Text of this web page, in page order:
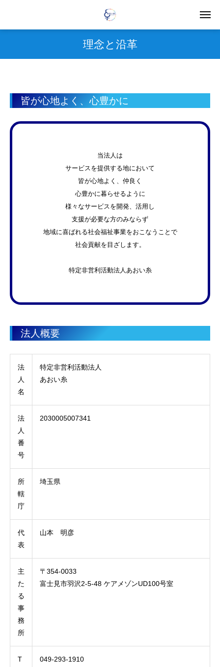
理念と沿革
皆が心地よく、心豊かに
当法人は
サービスを提供する地において
皆が心地よく、仲良く
心豊かに暮らせるように
様々なサービスを開発、活用し
支援が必要な方のみならず
地域に喜ばれる社会福祉事業をおこなうことで
社会貢献を目ざします。
特定非営利活動法人あおい糸
法人概要
法
人
名
特定非営利活動法人
あおい糸
法
人
番
号
2030005007341
所
轄
庁
埼玉県
代
表
山本 明彦
主
た
る
事
務
所
〒354-0033
富士見市羽沢2-5-48 ケアメゾンUD100号室
T
049-293-1910